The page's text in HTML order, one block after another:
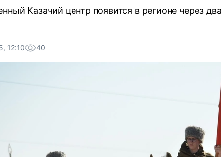
Казачий центр появится в регионе через
12:10 40